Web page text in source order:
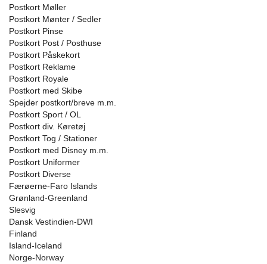
Postkort Møller
Postkort Mønter / Sedler
Postkort Pinse
Postkort Post / Posthuse
Postkort Påskekort
Postkort Reklame
Postkort Royale
Postkort med Skibe
Spejder postkort/breve m.m.
Postkort Sport / OL
Postkort div. Køretøj
Postkort Tog / Stationer
Postkort med Disney m.m.
Postkort Uniformer
Postkort Diverse
Færøerne-Faro Islands
Grønland-Greenland
Slesvig
Dansk Vestindien-DWI
Finland
Island-Iceland
Norge-Norway